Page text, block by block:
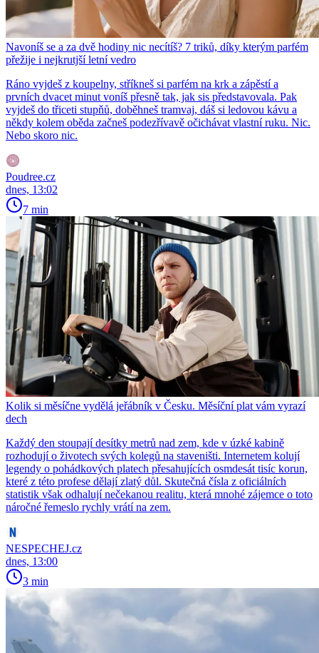
Navoníš se a za dvě hodiny nic necítíš? 7 triků, díky kterým parfém
přežije i nejkrutjší letní vedro
Ráno vyjdeš z koupelny, stříkneš si parfém na krk a zápěstí a
prvních dvacet minut voníš přesně tak, jak sis představovala. Pak
vyjdeš do třiceti stupňů, doběhneš tramvaj, dáš si ledovou kávu a
někdy kolem oběda začneš podezřívavě očichávat vlastní ruku. Nic.
Nebo skoro nic.
Poudree.cz
dnes, 13:02
7 min
Kolik si měsíčne vydělá jeřábník v Česku. Měsíční plat vám vyrazí
dech
Každý den stoupají desítky metrů nad zem, kde v úzké kabině
rozhodují o životech svých kolegů na staveništi. Internetem kolují
legendy o pohádkových platech přesahujících osmdesát tisíc korun,
které z této profese dělají zlatý důl. Skutečná čísla z oficiálních
statistik však odhalují nečekanou realitu, která mnohé zájemce o toto
náročné řemeslo rychly vrátí na zem.
NESPECHEJ.cz
dnes, 13:00
3 min